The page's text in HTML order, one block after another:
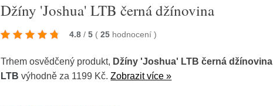
Džíny 'Joshua' LTB černá džínovina
4.8 / 5 ( 25 hodnocení)
Trhem osvědčený produkt, Džíny 'Joshua' LTB černá džínovina
LTB výhodně za 1199 Kč.Zobrazit více »